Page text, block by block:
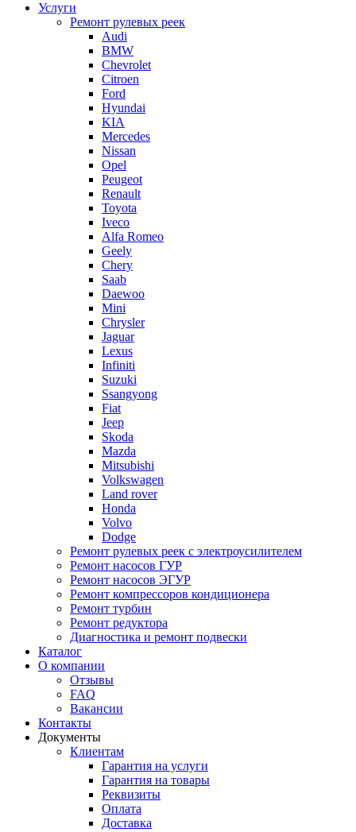
Услуги
Ремонт рулевых реек
Audi
BMW
Chevrolet
Citroen
Ford
Hyundai
KIA
Mercedes
Nissan
Opel
Peugeot
Renault
Toyota
Iveco
Alfa Romeo
Geely
Chery
Saab
Daewoo
Mini
Chrysler
Jaguar
Lexus
Infiniti
Suzuki
Ssangyong
Fiat
Jeep
Skoda
Mazda
Mitsubishi
Volkswagen
Land rover
Honda
Volvo
Dodge
Ремонт рулевых реек с электроусилителем
Ремонт насосов ГУР
Ремонт насосов ЭГУР
Ремонт компрессоров кондиционера
Ремонт турбин
Ремонт редуктора
Диагностика и ремонт подвески
Каталог
О компании
Отзывы
FAQ
Вакансии
Контакты
Документы
Клиентам
Гарантия на услуги
Гарантия на товары
Реквизиты
Оплата
Доставка